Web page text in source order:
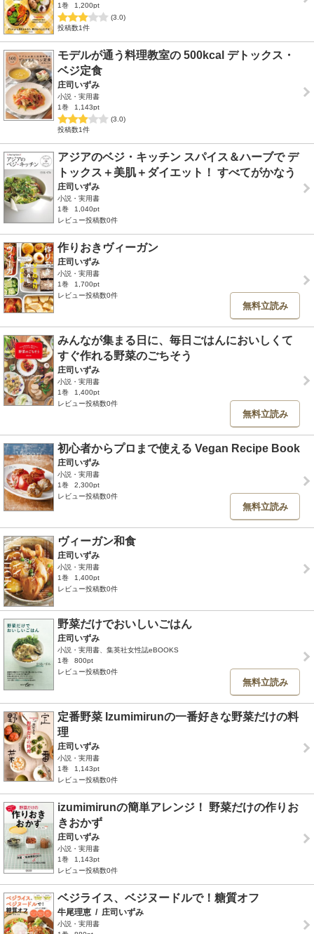
1巻
1,200pt
(3.0)
投稿数1件
モデルが通う料理教室の 500kcal デトックス・
ベジ定食
庄司いずみ
小説・実用書
1巻
1,143pt
(3.0)
投稿数1件
アジアのベジ・キッチン スパイス＆ハーブで デ
トックス＋美肌＋ダイエット！ すべてがかなう
庄司いずみ
小説・実用書
1巻
1,040pt
レビュー投稿数0件
作りおきヴィーガン
庄司いずみ
小説・実用書
1巻
1,700pt
レビュー投稿数0件
無料立読み
みんなが集まる日に、毎日ごはんにおいしくて
すぐ作れる野菜のごちそう
庄司いずみ
小説・実用書
1巻
1,400pt
レビュー投稿数0件
無料立読み
初心者からプロまで使える Vegan Recipe Book
庄司いずみ
小説・実用書
1巻
2,300pt
レビュー投稿数0件
無料立読み
ヴィーガン和食
庄司いずみ
小説・実用書
1巻
1,400pt
レビュー投稿数0件
野菜だけでおいしいごはん
庄司いずみ
小説・実用書、集英社女性誌eBOOKS
1巻
800pt
レビュー投稿数0件
無料立読み
定番野菜 Izumimirunの一番好きな野菜だけの料
理
庄司いずみ
小説・実用書
1巻
1,143pt
レビュー投稿数0件
izumimirunの簡単アレンジ！ 野菜だけの作りお
きおかず
庄司いずみ
小説・実用書
1巻
1,143pt
レビュー投稿数0件
ベジライス、ベジヌードルで！糖質オフ
牛尾理恵 / 庄司いずみ
小説・実用書